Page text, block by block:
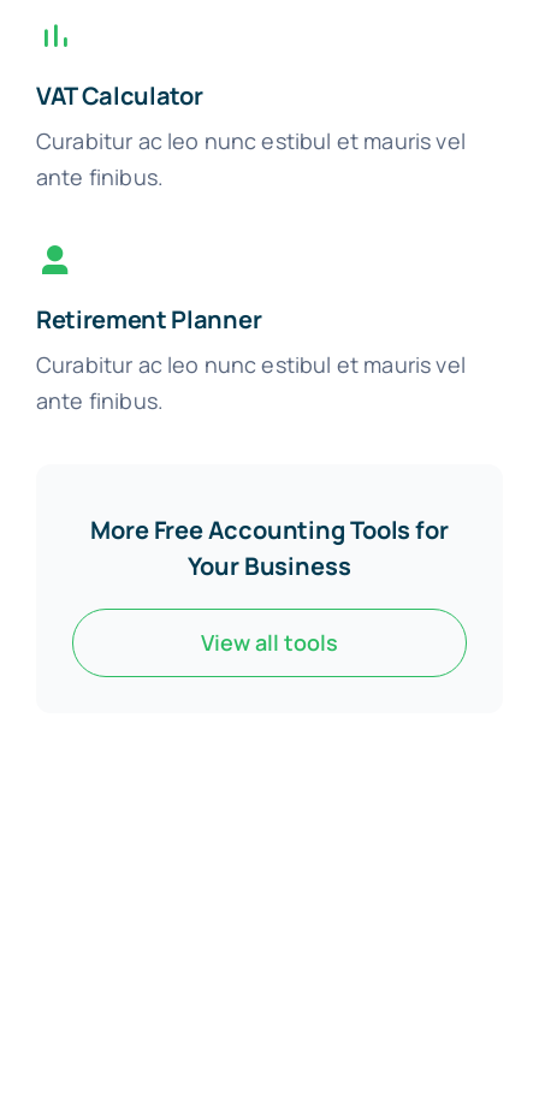
VAT Calculator
Curabitur ac leo nunc estibul et mauris vel
ante finibus.
Retirement Planner
Curabitur ac leo nunc estibul et mauris vel
ante finibus.
More Free Accounting Tools for
Your Business
View all tools